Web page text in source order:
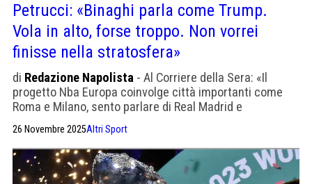
Petrucci: «Binaghi parla come Trump.
Vola in alto, forse troppo. Non vorrei
finisse nella stratosfera»
di Redazione Napolista - Al Corriere della Sera: «Il
progetto Nba Europa coinvolge città importanti come
Roma e Milano, sento parlare di Real Madrid e
26 Novembre 2025Altri Sport